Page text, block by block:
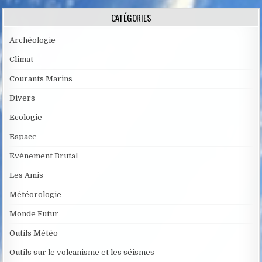
CATÉGORIES
Archéologie
Climat
Courants Marins
Divers
Ecologie
Espace
Evènement Brutal
Les Amis
Météorologie
Monde Futur
Outils Météo
Outils sur le volcanisme et les séismes